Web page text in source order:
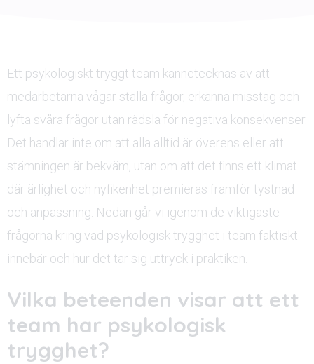
Ett psykologiskt tryggt team kännetecknas av att
medarbetarna vågar ställa frågor, erkänna misstag och
lyfta svåra frågor utan rädsla för negativa konsekvenser.
Det handlar inte om att alla alltid är överens eller att
stämningen är bekväm, utan om att det finns ett klimat
där ärlighet och nyfikenhet premieras framför tystnad
och anpassning. Nedan går vi igenom de viktigaste
frågorna kring vad psykologisk trygghet i team faktiskt
innebär och hur det tar sig uttryck i praktiken.
Vilka beteenden visar att ett
team har psykologisk
trygghet?